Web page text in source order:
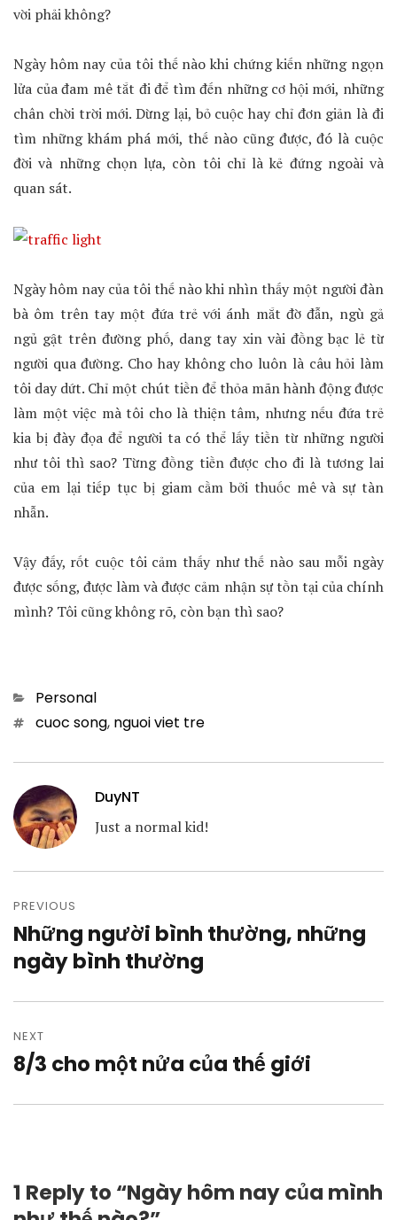
vời phải không?
Ngày hôm nay của tôi thế nào khi chứng kiến những ngọn
lửa của đam mê tắt đi để tìm đến những cơ hội mới, những
chân chời trời mới. Dừng lại, bỏ cuộc hay chỉ đơn giản là đi
tìm những khám phá mới, thế nào cũng được, đó là cuộc
đời và những chọn lựa, còn tôi chỉ là kẻ đứng ngoài và
quan sát.
Ngày hôm nay của tôi thế nào khi nhìn thấy một người đàn
bà ôm trên tay một đứa trẻ với ánh mắt đờ đẫn, ngù gả
ngủ gật trên đường phố, dang tay xin vài đồng bạc lẻ từ
người qua đường. Cho hay không cho luôn là câu hỏi làm
tôi day dứt. Chỉ một chút tiền để thỏa mãn hành động được
làm một việc mà tôi cho là thiện tâm, nhưng nếu đứa trẻ
kia bị đày đọa để người ta có thể lấy tiền từ những người
như tôi thì sao? Từng đồng tiền được cho đi là tương lai
của em lại tiếp tục bị giam cầm bởi thuốc mê và sự tàn
nhẫn.
Vậy đấy, rốt cuộc tôi cảm thấy như thế nào sau mỗi ngày
được sống, được làm và được cảm nhận sự tồn tại của chính
mình? Tôi cũng không rõ, còn bạn thì sao?
Categories
Personal
Tagscuoc song, nguoi viet tre
DuyNT
Just a normal kid!
navigation
PREVIOUS
Previous
post:
Những người bình thường, những
ngày bình thường
NEXT
Next
8/3 cho một nửa của thế giới
1 Reply to “Ngày hôm nay của mình